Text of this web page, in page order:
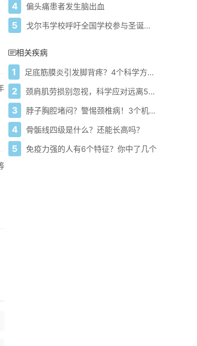
4 偏头痛患者发生脑出血
5 戈尔韦学校呼吁全国学校参与圣诞毛衣日援助脑损伤学生
相关疾病
1 足底筋膜炎引发脚背疼？4个科学方法帮你缓解不适
2 颈肩肌劳损别忽视，科学应对远离5大健康危害
3 脖子胸腔堵闷？警惕颈椎病！3个机制+正确应对指南
4 骨骺线四级是什么？还能长高吗？
5 免疫力强的人有6个特征？你中了几个